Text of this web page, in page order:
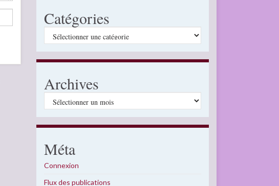
Catégories
Catégories
Archives
Archives
Méta
Connexion
Flux des publications